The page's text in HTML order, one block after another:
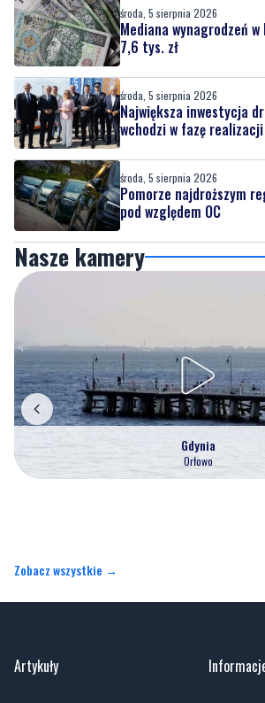
środa, 5 sierpnia 2026
Mediana wynagrodzeń
7,6 tys. zł
środa, 5 sierpnia 2026
Największa inwestycja
wchodzi w fazę realizacji
środa, 5 sierpnia 2026
Pomorze najdroższym
pod względem OC
Nasze kamery
Gdynia
Orłowo
Zobacz wszystkie →
Artykuły